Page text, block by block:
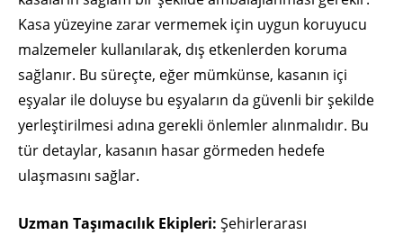
Kasa yüzeyine zarar vermemek için uygun koruyucu
malzemeler kullanılarak, dış etkenlerden koruma
sağlanır. Bu süreçte, eğer mümkünse, kasanın içi
eşyalar ile doluyse bu eşyaların da güvenli bir şekilde
yerleştirilmesi adına gerekli önlemler alınmalıdır. Bu
tür detaylar, kasanın hasar görmeden hedefe
ulaşmasını sağlar.
Uzman Taşımacılık Ekipleri: Şehirlerarası